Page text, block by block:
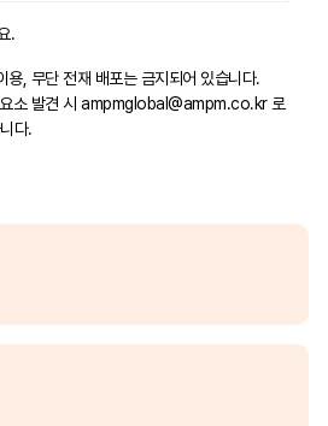
.
용, 무단 전재 배포는 금지되어 있습니다.
소 발견 시 ampmglobal@ampm.co.kr로
다.